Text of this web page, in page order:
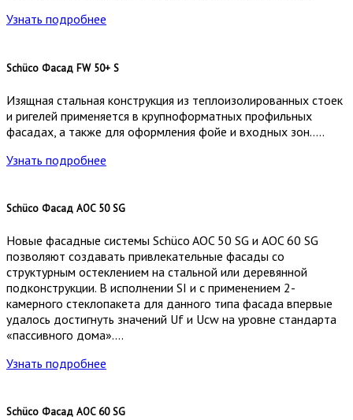
Узнать подробнее
Schüco Фасад FW 50+ S
Изящная стальная конструкция из теплоизолированных стоек
и ригелей применяется в крупноформатных профильных
фасадах, а также для оформления фойе и входных зон…..
Узнать подробнее
Schüco Фасад AOC 50​ SG
Новые фасадные системы Schüco AOC 50 SG и AOC 60 SG
позволяют создавать привлекательные фасады со
структурным остеклением на стальной или деревянной
подконструкции. В исполнении SI и с применением 2-
камерного стеклопакета для данного типа фасада впервые
удалось достигнуть значений Uf и Ucw на уровне стандарта
«пассивного дома»….
Узнать подробнее
Schüco Фасад AOC 60​ SG